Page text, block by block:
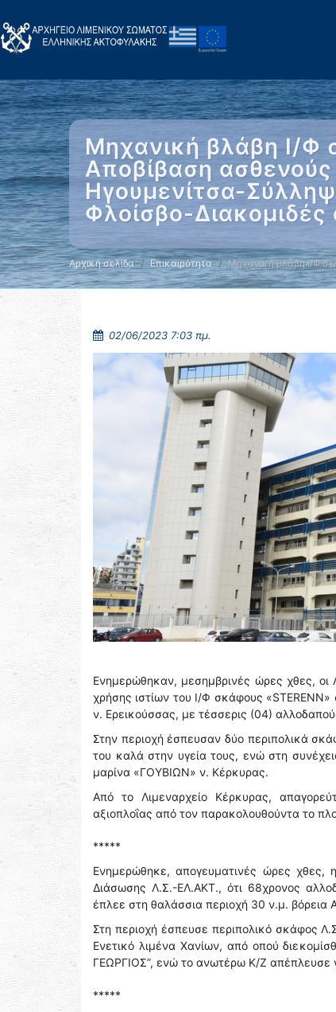
Μηχανική βλάβη Ι/Φ
Αποβίβαση
Ηγουμενίτσα-
Φλοίσβο-
Αρχική σελίδα Επικαιρότητα Μηχανική βλάβη Ι/Φ
02/06/2023 7:03 πμ.
Ενημερώθηκαν, μεσημβρινές ώρες χθες,
χρήσης ιστίων του Ι/Φ σκάφους
ν. Ερεικούσσας, με τέσσερις (04)
Στην περιοχή έσπευσαν δύο περιπολικά
του καλά στην υγεία τους, ενώ στη
μαρίνα «ΓΟΥΒΙΩΝ» ν. Κέρκυρας.
Από το Λιμεναρχείο Κέρκυρας,
αξιοπλοΐας από τον παρακολουθούντα το
*****
Ενημερώθηκε, απογευματινές ώρες χθες,
Διάσωσης Λ.Σ.-ΕΛ.ΑΚΤ., ότι 68χρονος
έπλεε στη θαλάσσια περιοχή 30 ν.μ.
Στη περιοχή έσπευσε περιπολικό σκάφος
Ενετικό λιμένα Χανίων, από οπού
ΓΕΩΡΓΙΟΣ”, ενώ το ανωτέρω Κ/Ζ απέπλευσε
*****